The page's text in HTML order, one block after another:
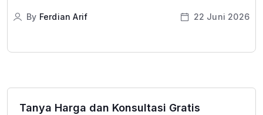
By Ferdian Arif 22 Juni 2026
Tanya Harga dan Konsultasi Gratis